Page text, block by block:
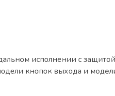
исполнении с защитой
кнопок выхода и